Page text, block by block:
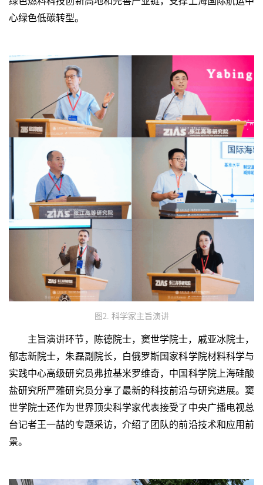
心绿色低碳转型。
图2. 科学家主旨演讲
主旨演讲环节，陈德院士，窦世学院士，戚亚冰院士，
郁志新院士，朱磊副院长，白俄罗斯国家科学院材料科学与
实践中心高级研究员弗拉基米罗维奇，中国科学院上海硅酸
盐研究所严雅研究员分享了最新的科技前沿与研究进展。窦
世学院士还作为世界顶尖科学家代表接受了中央广播电视总
台记者王一喆的专题采访，介绍了团队的前沿技术和应用前
景。